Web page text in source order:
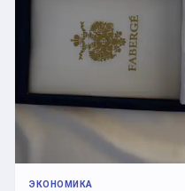
ЭКОНОМИКА